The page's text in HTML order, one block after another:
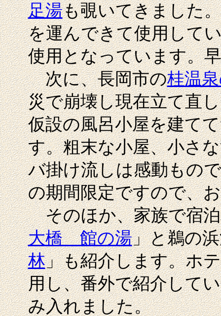
足湯も覗いてきました
を運んできて使用して
使用となっています。
次に、長岡市の桂温
災で崩壊し現在立て直
仮設の風呂小屋を建て
す。粗末な小屋、小さ
バ掛け流しは感動もの
の期間限定ですので、
そのほか、家族で宿泊
大橋 館の湯」と鵜の
林」も紹介します。ホ
用し、番外で紹介して
み入れました。